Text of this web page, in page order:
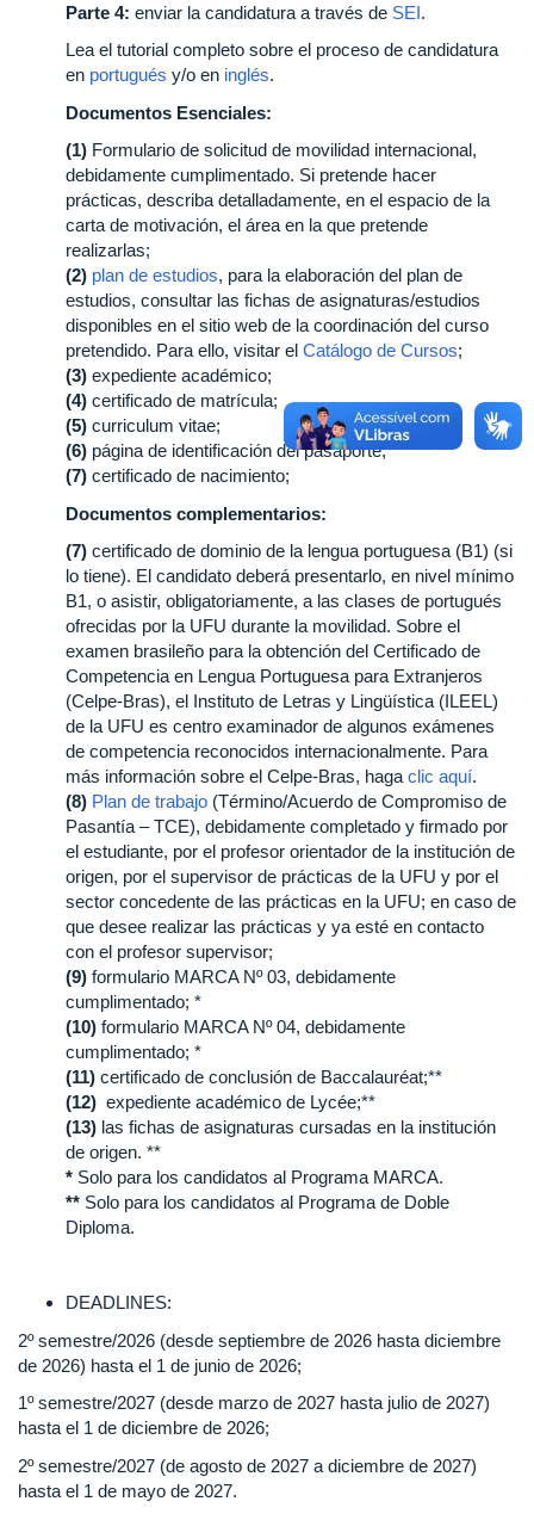
Parte 4: enviar la candidatura a través de SEI.
Lea el tutorial completo sobre el proceso de candidatura
en portugués y/o en inglés.
Documentos Esenciales:
(1) Formulario de solicitud de movilidad internacional,
debidamente cumplimentado. Si pretende hacer
prácticas, describa detalladamente, en el espacio de la
carta de motivación, el área en la que pretende
realizarlas;
(2) plan de estudios, para la elaboración del plan de
estudios, consultar las fichas de asignaturas/estudios
disponibles en el sitio web de la coordinación del curso
pretendido. Para ello, visitar el Catálogo de Cursos;
(3) expediente académico;
(4) certificado de matrícula;
(5) curriculum vitae;
(6) página de identificación del pasaporte;
(7) certificado de nacimiento;
Documentos complementarios:
(7) certificado de dominio de la lengua portuguesa (B1) (si
lo tiene). El candidato deberá presentarlo, en nivel mínimo
B1, o asistir, obligatoriamente, a las clases de portugués
ofrecidas por la UFU durante la movilidad. Sobre el
examen brasileño para la obtención del Certificado de
Competencia en Lengua Portuguesa para Extranjeros
(Celpe-Bras), el Instituto de Letras y Lingüística (ILEEL)
de la UFU es centro examinador de algunos exámenes
de competencia reconocidos internacionalmente. Para
más información sobre el Celpe-Bras, haga clic aquí.
(8) Plan de trabajo (Término/Acuerdo de Compromiso de
Pasantía – TCE), debidamente completado y firmado por
el estudiante, por el profesor orientador de la institución de
origen, por el supervisor de prácticas de la UFU y por el
sector concedente de las prácticas en la UFU; en caso de
que desee realizar las prácticas y ya esté en contacto
con el profesor supervisor;
(9) formulario MARCA Nº 03, debidamente
cumplimentado; *
(10) formulario MARCA Nº 04, debidamente
cumplimentado; *
(11) certificado de conclusión de Baccalauréat;**
(12) expediente académico de Lycée;**
(13) las fichas de asignaturas cursadas en la institución
de origen. **
* Solo para los candidatos al Programa MARCA.
** Solo para los candidatos al Programa de Doble
Diploma.
DEADLINES:
2º semestre/2026 (desde septiembre de 2026 hasta diciembre
de 2026) hasta el 1 de junio de 2026;
1º semestre/2027 (desde marzo de 2027 hasta julio de 2027)
hasta el 1 de diciembre de 2026;
2º semestre/2027 (de agosto de 2027 a diciembre de 2027)
hasta el 1 de mayo de 2027.